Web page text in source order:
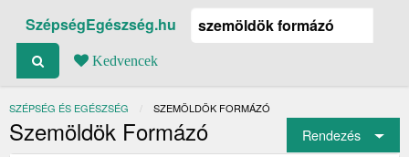
SzépségEgészség.hu
Kedvencek
SZÉPSÉG ÉS EGÉSZSÉG JELENLEGI:
SZEMÖLDÖK FORMÁZÓ
Szemöldök Formázó Rendezés